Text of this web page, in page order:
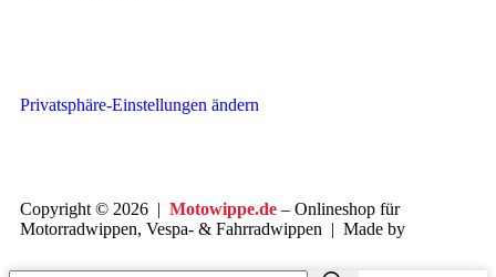
Privatsphäre-Einstellungen ändern
Copyright © 2026 | Motowippe.de – Onlineshop für
Motorradwippen, Vespa- & Fahrradwippen | Made by